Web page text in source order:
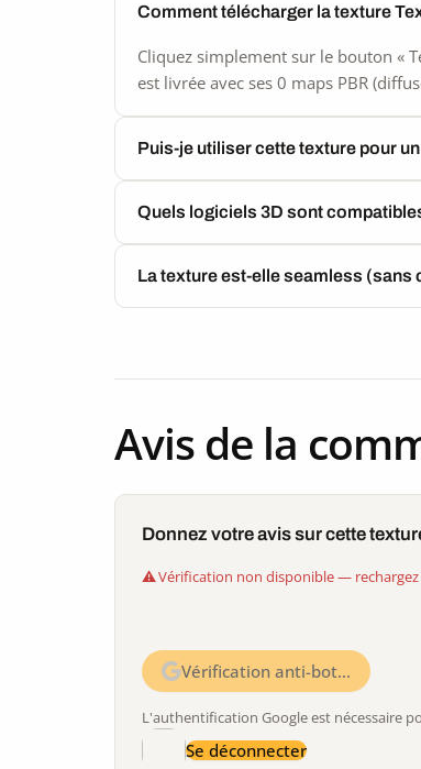
Comment télécharger la texture
Cliquez simplement sur le bouton «
est livrée avec ses 0 maps PBR
Puis-je utiliser cette texture pour
Quels logiciels 3D sont
La texture est-elle seamless (sans
Avis de la
Donnez votre avis sur cette
Vérification non disponible — rechargez
Vérification anti-bot…
L'authentification Google est nécessaire
Se déconnecter